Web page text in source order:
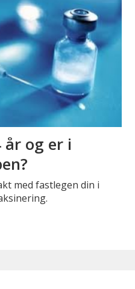
år og er i
med fastlegen din i